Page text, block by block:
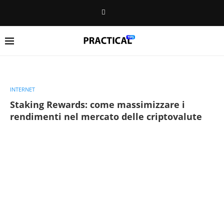
INTERNET
Staking Rewards: come massimizzare i
rendimenti nel mercato delle criptovalute